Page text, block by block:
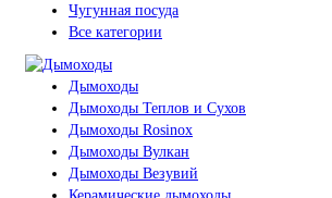
Чугунная посуда
Все категории
Дымоходы
Дымоходы Теплов и Сухов
Дымоходы Rosinox
Дымоходы Вулкан
Дымоходы Везувий